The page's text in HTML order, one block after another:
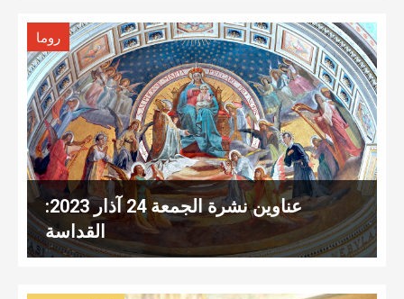
روما
عناوين نشرة الجمعة 24 آذار 2023:
القداسة